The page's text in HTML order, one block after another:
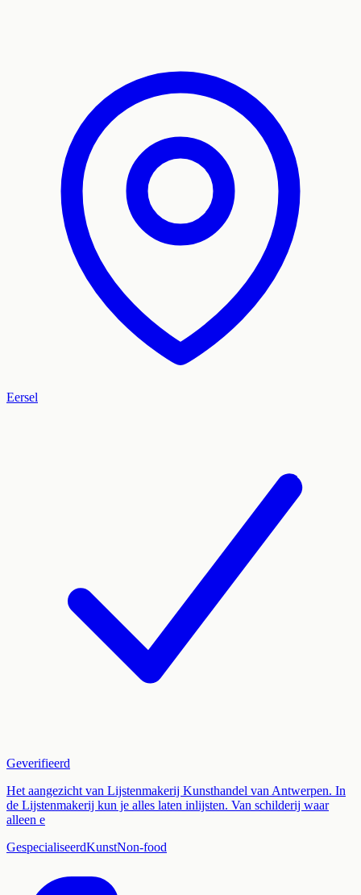
Eersel
Geverifieerd
Het aangezicht van Lijstenmakerij Kunsthandel van Antwerpen. In
de Lijstenmakerij kun je alles laten inlijsten. Van schilderij waar
alleen e
GespecialiseerdKunstNon-food